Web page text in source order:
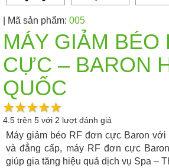
| Mã sản phẩm: 005
MÁY GIẢM
CỰC – BARON
QUỐC
4.5 trên 5 với 2 lượt đánh giá
Máy giảm béo RF đơn cực Baron với
và đẳng cấp, máy RF đơn cực
giúp gia tăng hiệu quả dịch vụ Spa –